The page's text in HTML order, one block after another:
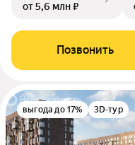
от 5,6 млн ₽
Позвонить
выгода до 17% 3D-тур